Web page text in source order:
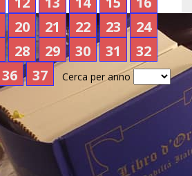
20 21 22 23
24
28 29 30 31
32
36 37 Cerca per anno